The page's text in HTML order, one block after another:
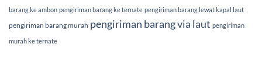
barang ke ambon pengiriman barang ke ternate pengiriman barang lewat kapal laut
pengiriman barang murah pengiriman barang via laut pengiriman
murah ke ternate